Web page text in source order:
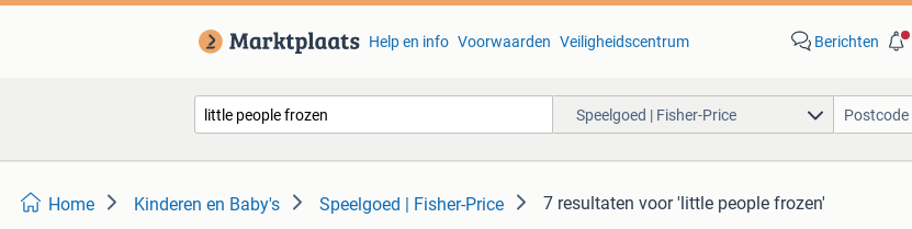
Help en info Voorwaarden Veiligheidscentrum Berichten
Speelgoed | Fisher-Price
Home Kinderen en Baby's Speelgoed | Fisher-Price 7 resultaten voor 'little people frozen'